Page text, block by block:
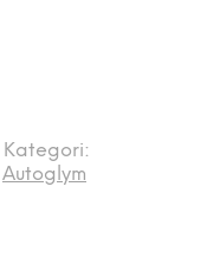
Kategori:
Autoglym